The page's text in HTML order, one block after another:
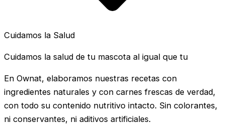
Cuidamos la Salud
Cuidamos la salud de tu mascota al igual que tu
En Ownat, elaboramos nuestras recetas con
ingredientes naturales y con carnes frescas de verdad,
con todo su contenido nutritivo intacto. Sin colorantes,
ni conservantes, ni aditivos artificiales.